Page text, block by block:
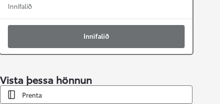
Innifalið
Innifalið
Vista þessa hönnun
Prenta